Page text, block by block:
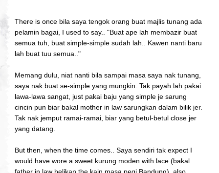
There is once bila saya tengok orang buat majlis tunang ada
pelamin bagai, I used to say.. "Buat ape lah membazir buat
semua tuh, buat simple-simple sudah lah.. Kawen nanti baru
lah buat tuu semua.."
Memang dulu, niat nanti bila sampai masa saya nak tunang,
saya nak buat se-simple yang mungkin. Tak payah lah pakai
lawa-lawa sangat, just pakai baju yang simple je sarung
cincin pun biar bakal mother in law sarungkan dalam bilik jer.
Tak nak jemput ramai-ramai, biar yang betul-betul close jer
yang datang.
But then, when the time comes.. Saya sendiri tak expect I
would have wore a sweet kurung moden with lace (bakal
father in law belikan the kain masa pegi Bandung), also